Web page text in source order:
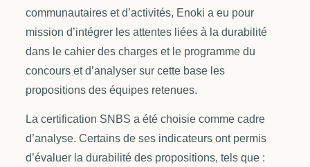
communautaires et d’activités, Enoki a eu pour
mission d’intégrer les attentes liées à la durabilité
dans le cahier des charges et le programme du
concours et d’analyser sur cette base les
propositions des équipes retenues.
La certification SNBS a été choisie comme cadre
d’analyse. Certains de ses indicateurs ont permis
d’évaluer la durabilité des propositions, tels que :